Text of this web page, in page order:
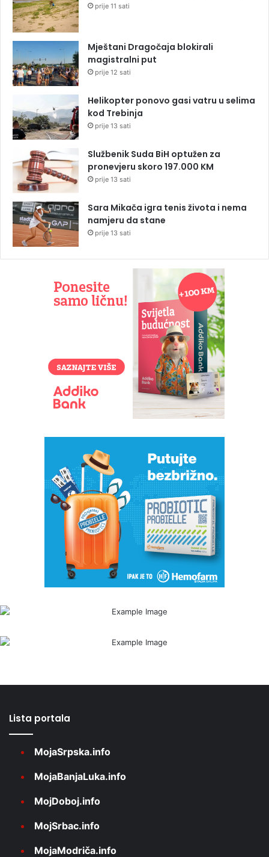
prije 11 sati
Mještani Dragočaja blokirali
magistralni put
prije 12 sati
Helikopter ponovo gasi vatru u selima
kod Trebinja
prije 13 sati
Službenik Suda BiH optužen za
pronevjeru skoro 197.000 KM
prije 13 sati
Sara Mikača igra tenis života i nema
namjeru da stane
prije 13 sati
Lista portala
MojaSrpska.info
MojaBanjaLuka.info
MojDoboj.info
MojSrbac.info
MojaModriča.info